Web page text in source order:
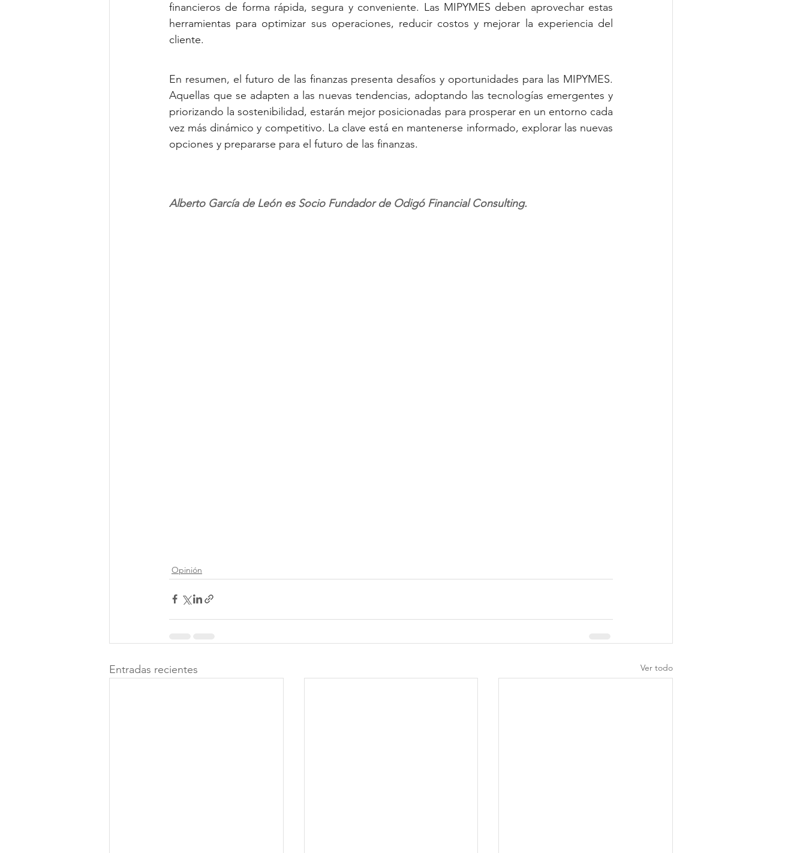
financieros de forma rápida, segura y conveniente. Las MIPYMES deben aprovechar estas
herramientas para optimizar sus operaciones, reducir costos y mejorar la experiencia del
cliente.
En resumen, el futuro de las finanzas presenta desafíos y oportunidades para las MIPYMES.
Aquellas que se adapten a las nuevas tendencias, adoptando las tecnologías emergentes y
priorizando la sostenibilidad, estarán mejor posicionadas para prosperar en un entorno cada
vez más dinámico y competitivo. La clave está en mantenerse informado, explorar las nuevas
opciones y prepararse para el futuro de las finanzas.
Alberto García de León es Socio Fundador de Odigó Financial Consulting.
Opinión
Entradas recientes Ver todo